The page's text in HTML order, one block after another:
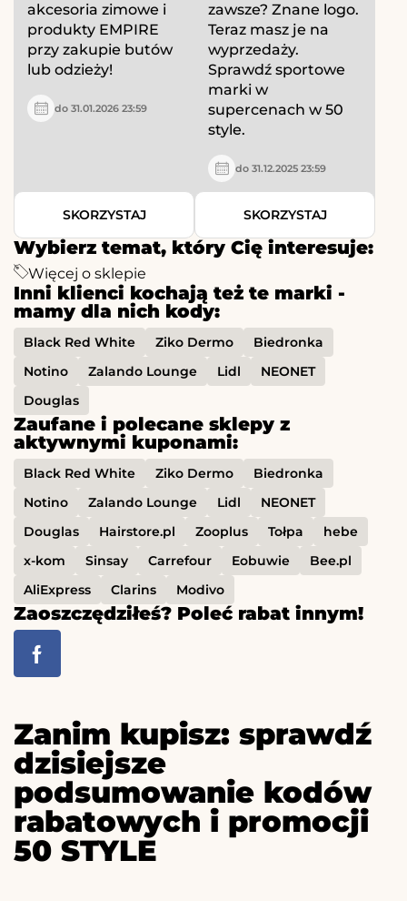
Wybierz temat, który Cię interesuje:
Więcej o sklepie
Inni klienci kochają też te marki -
mamy dla nich kody:
Black Red White Ziko Dermo
Biedronka
Notino
Zalando Lounge Lidl
NEONET
Douglas
Zaufane i polecane sklepy z
aktywnymi kuponami:
Black Red White Ziko Dermo
Biedronka
Notino
Zalando Lounge Lidl
NEONET
Douglas
Hairstore.pl Zooplus Tołpa
hebe
x-kom
Sinsay Carrefour Eobuwie
Bee.pl
AliExpress
Clarins Modivo
Zaoszczędziłeś? Poleć rabat innym!
akcesoria zimowe i
produkty EMPIRE
przy zakupie butów
lub odzieży!
do 31.01.2026 23:59
SKORZYSTAJ
zawsze? Znane logo.
Teraz masz je na
wyprzedaży.
Sprawdź sportowe
marki w
supercenach w 50
style.
do 31.12.2025 23:59
SKORZYSTAJ
Zanim kupisz: sprawdź
dzisiejsze
podsumowanie kodów
rabatowych i promocji
50 STYLE